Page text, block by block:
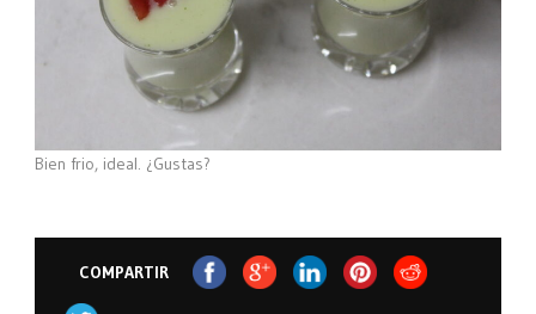
Bien frio, ideal. ¿Gustas?
COMPARTIR